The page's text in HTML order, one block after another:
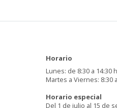
Horario
Lunes: de 8:30 a 14:30
Martes a Viernes: 8:30
Horario especial
Del 1 de julio al 15 de